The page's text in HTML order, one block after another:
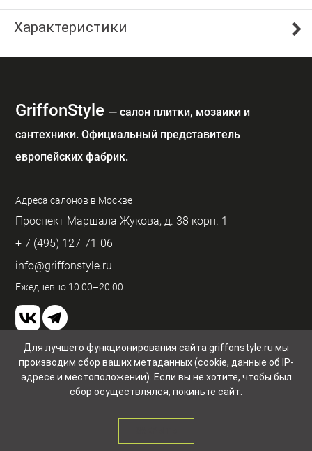
Характеристики
GriffonStyle — cалон плитки, мозаики и
сантехники. Официальный представитель
европейских фабрик.
Адреса салонов в Москве
Проспект Маршала Жукова, д. 38 корп. 1
+ 7 (495) 127-71-06
info@griffonstyle.ru
Ежедневно 10:00–20:00
© GriffonStyle 2026
Пользовательское соглашение и конфиденциальность
Для лучшего функционирования сайта griffonstyle.ru мы
производим сбор ваших метаданных (cookie, данные об IP-
адресе и местоположении). Если вы не хотите, чтобы был
сбор осуществлялся, покиньте сайт.